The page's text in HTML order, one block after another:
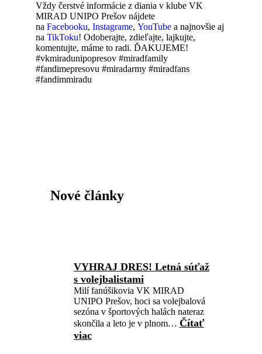
Vždy čerstvé informácie z diania v klube VK
MIRAD UNIPO Prešov nájdete
naFacebooku,Instagrame,YouTube a najnovšie aj
naTikToku! Odoberajte, zdieľajte, lajkujte,
komentujte, máme to radi. ĎAKUJEME!
#vkmiradunipopresov #miradfamily
#fandimepresovu #miradarmy #miradfans
#fandimmiradu
Nové články
VYHRAJ DRES! Letná súťaž
s volejbalistami
Milí fanúšikovia VK MIRAD
UNIPO Prešov, hoci sa volejbalová
sezóna v športových halách nateraz
skončila a leto je v plnom… Čítať
viac